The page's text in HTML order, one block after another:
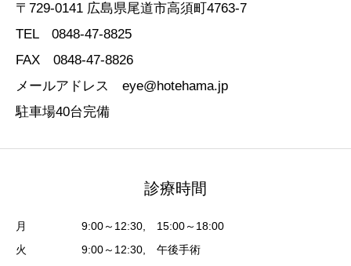
〒729-0141 広島県尾道市高須町4763-7
TEL 0848-47-8825
FAX 0848-47-8826
メールアドレス eye@hotehama.jp
駐車場40台完備
診療時間
月 9:00～12:30, 15:00～18:00
火 9:00～12:30, 午後手術